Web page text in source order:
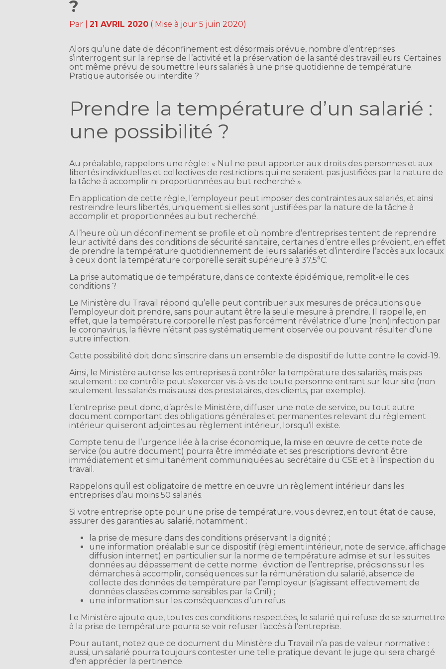
?
Par |21 AVRIL 2020 ( Mise à jour 5 juin 2020)
Alors qu’une date de déconfinement est désormais prévue, nombre d’entreprises
s’interrogent sur la reprise de l’activité et la préservation de la santé des travailleurs. Certaines
ont même prévu de soumettre leurs salariés à une prise quotidienne de température.
Pratique autorisée ou interdite ?
Prendre la température d’un salarié :
une possibilité ?
Au préalable, rappelons une règle : « Nul ne peut apporter aux droits des personnes et aux
libertés individuelles et collectives de restrictions qui ne seraient pas justifiées par la nature de
la tâche à accomplir ni proportionnées au but recherché ».
En application de cette règle, l’employeur peut imposer des contraintes aux salariés, et ainsi
restreindre leurs libertés, uniquement si elles sont justifiées par la nature de la tâche à
accomplir et proportionnées au but recherché.
A l’heure où un déconfinement se profile et où nombre d’entreprises tentent de reprendre
leur activité dans des conditions de sécurité sanitaire, certaines d’entre elles prévoient, en
de prendre la température quotidiennement de leurs salariés et d’interdire l’accès aux locaux
à ceux dont la température corporelle serait supérieure à 37,5°C.
La prise automatique de température, dans ce contexte épidémique, remplit-elle ces
conditions ?
Le Ministère du Travail répond qu’elle peut contribuer aux mesures de précautions que
l’employeur doit prendre, sans pour autant être la seule mesure à prendre. Il rappelle, en
effet, que la température corporelle n’est pas forcément révélatrice d’une (non)infection par
le coronavirus, la fièvre n’étant pas systématiquement observée ou pouvant résulter d’une
autre infection.
Cette possibilité doit donc s’inscrire dans un ensemble de dispositif de lutte contre le covid-19.
Ainsi, le Ministère autorise les entreprises à contrôler la température des salariés, mais pas
seulement : ce contrôle peut s’exercer vis-à-vis de toute personne entrant sur leur site (non
seulement les salariés mais aussi des prestataires, des clients, par exemple).
L’entreprise peut donc, d’après le Ministère, diffuser une note de service, ou tout autre
document comportant des obligations générales et permanentes relevant du règlement
intérieur qui seront adjointes au règlement intérieur, lorsqu’il existe.
Compte tenu de l’urgence liée à la crise économique, la mise en œuvre de cette note de
service (ou autre document) pourra être immédiate et ses prescriptions devront être
immédiatement et simultanément communiquées au secrétaire du CSE et à l’inspection du
travail.
Rappelons qu’il est obligatoire de mettre en œuvre un règlement intérieur dans les
entreprises d’au moins 50 salariés.
Si votre entreprise opte pour une prise de température, vous devrez, en tout état de cause,
assurer des garanties au salarié, notamment :
la prise de mesure dans des conditions préservant la dignité ;
une information préalable sur ce dispositif (règlement intérieur, note de service,
diffusion internet) en particulier sur la norme de température admise et sur les suites
données au dépassement de cette norme : éviction de l’entreprise, précisions sur les
démarches à accomplir, conséquences sur la rémunération du salarié, absence de
collecte des données de température par l’employeur (s’agissant effectivement de
données classées comme sensibles par la Cnil) ;
une information sur les conséquences d’un refus.
Le Ministère ajoute que, toutes ces conditions respectées, le salarié qui refuse de se soumettre
à la prise de température pourra se voir refuser l’accès à l’entreprise.
Pour autant, notez que ce document du Ministère du Travail n’a pas de valeur normative :
aussi, un salarié pourra toujours contester une telle pratique devant le juge qui sera chargé
d’en apprécier la pertinence.